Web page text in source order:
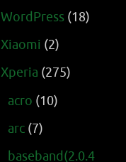
WordPress (18)
Xiaomi (2)
Xperia (275)
acro (10)
arc (7)
baseband(2.0.4